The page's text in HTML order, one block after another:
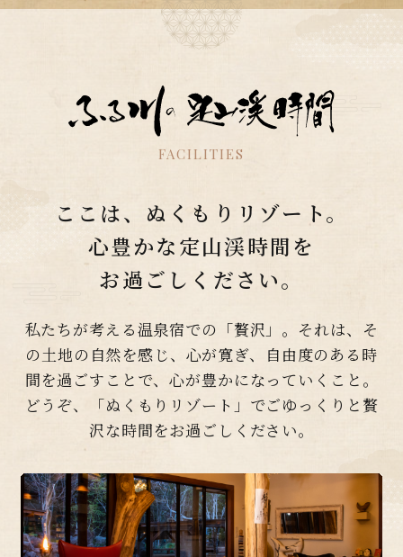
FACILITIES
ここは、ぬくもりリゾート。
心豊かな定山渓時間を
お過ごしください。
私たちが考える温泉宿での「贅沢」。 それは、そ
の土地の自然を感じ、心が寛ぎ、自由度のある時
間を過ごすことで、心が豊かになっていくこと。
どうぞ、「ぬくもりリゾート」でごゆっくりと贅
沢な時間をお過ごしください。